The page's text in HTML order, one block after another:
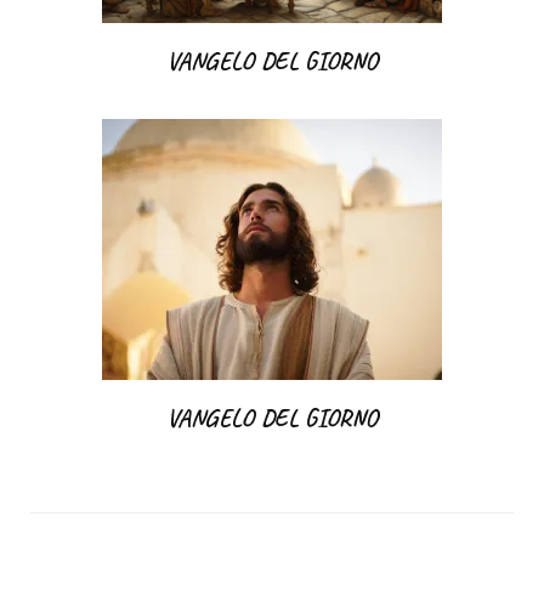
VANGELO DEL GIORNO
VANGELO DEL GIORNO